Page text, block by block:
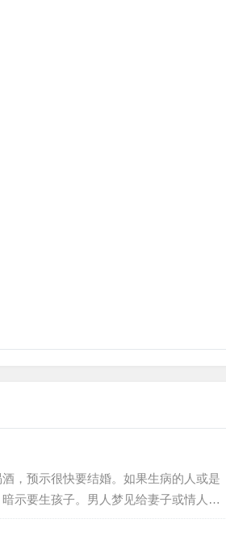
，预示很快要结婚。如果生病的人或是
示要生孩子。男人梦见给妻子或情人一